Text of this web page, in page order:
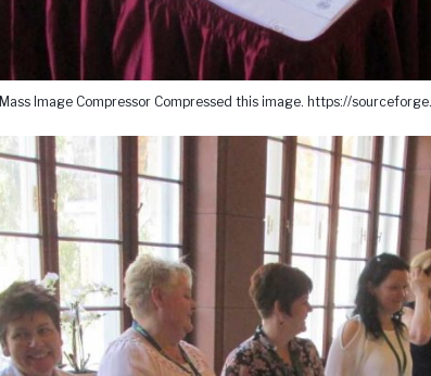
Mass Image Compressor Compressed this image. https://